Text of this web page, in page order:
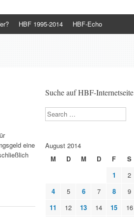
HBF 1995-2014 HBF-Echo
eine
Suche auf HBF-Internetseite
Search
August 2014
M
D M D F S
1
2
4
5 6 7 8 9
11
12 13 14 15 16